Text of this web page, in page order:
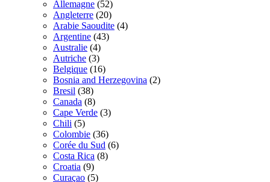
Allemagne (52)
Angleterre (20)
Arabie Saoudite (4)
Argentine (43)
Australie (4)
Autriche (3)
Belgique (16)
Bosnia and Herzegovina (2)
Bresil (38)
Canada (8)
Cape Verde (3)
Chili (5)
Colombie (36)
Corée du Sud (6)
Costa Rica (8)
Croatia (9)
Curaçao (5)